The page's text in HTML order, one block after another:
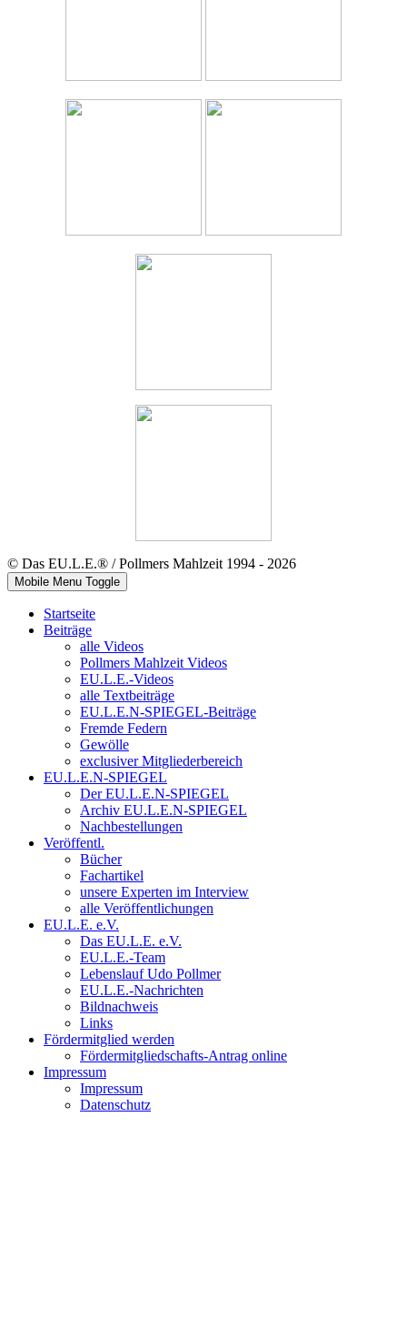
© Das EU.L.E.® / Pollmers Mahlzeit 1994 - 2026
Mobile Menu Toggle
Startseite
Beiträge
alle Videos
Pollmers Mahlzeit Videos
EU.L.E.-Videos
alle Textbeiträge
EU.L.E.N-SPIEGEL-Beiträge
Fremde Federn
Gewölle
exclusiver Mitgliederbereich
EU.L.E.N-SPIEGEL
Der EU.L.E.N-SPIEGEL
Archiv EU.L.E.N-SPIEGEL
Nachbestellungen
Veröffentl.
Bücher
Fachartikel
unsere Experten im Interview
alle Veröffentlichungen
EU.L.E. e.V.
Das EU.L.E. e.V.
EU.L.E.-Team
Lebenslauf Udo Pollmer
EU.L.E.-Nachrichten
Bildnachweis
Links
Fördermitglied werden
Fördermitgliedschafts-Antrag online
Impressum
Impressum
Datenschutz